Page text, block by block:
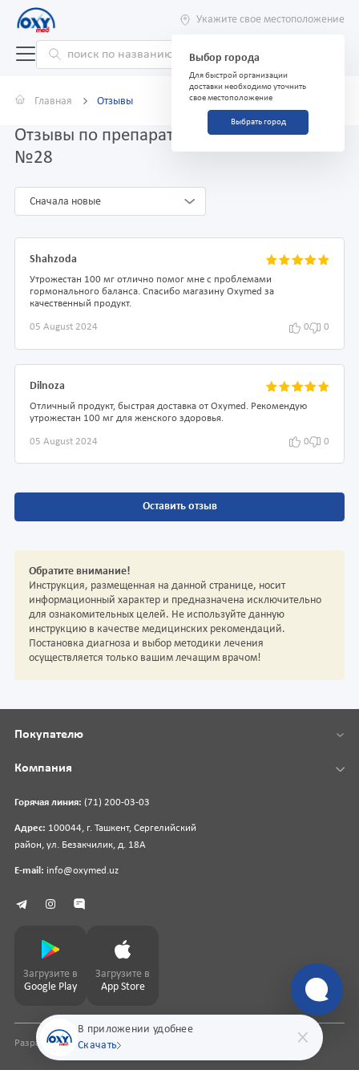
Укажите свое местоположение
Выбор города
Для быстрой организации
доставки необходимо уточнить
свое местоположение
Выбрать город
Главная Отзывы
Отзывы по препарату Утрожестан 100 мг
№28
Сначала новые
Shahzoda
Утрожестан 100 мг отлично помог мне с проблемами
гормонального баланса. Спасибо магазину Oxymed за
качественный продукт.
05 August 2024 0 0
Dilnoza
Отличный продукт, быстрая доставка от Oxymed. Рекомендую
утрожестан 100 мг для женского здоровья.
05 August 2024 0 0
Оставить отзыв
Обратите внимание!
Инструкция, размещенная на данной странице, носит
информационный характер и предназначена исключительно
для ознакомительных целей. Не используйте данную
инструкцию в качестве медицинских рекомендаций.
Постановка диагноза и выбор методики лечения
осуществляется только вашим лечащим врачом!
В приложении удобнее
Скачать
Горячая линия: (71) 200-03-03
Адрес: 100044, г. Ташкент, Сергелийский
район, ул. Безакчилик, д. 18А
E-mail: info@oxymed.uz
Покупателю
Компания
Загрузите в
Google Play
Загрузите в
App Store
Разработка сайтаpharmit.uz